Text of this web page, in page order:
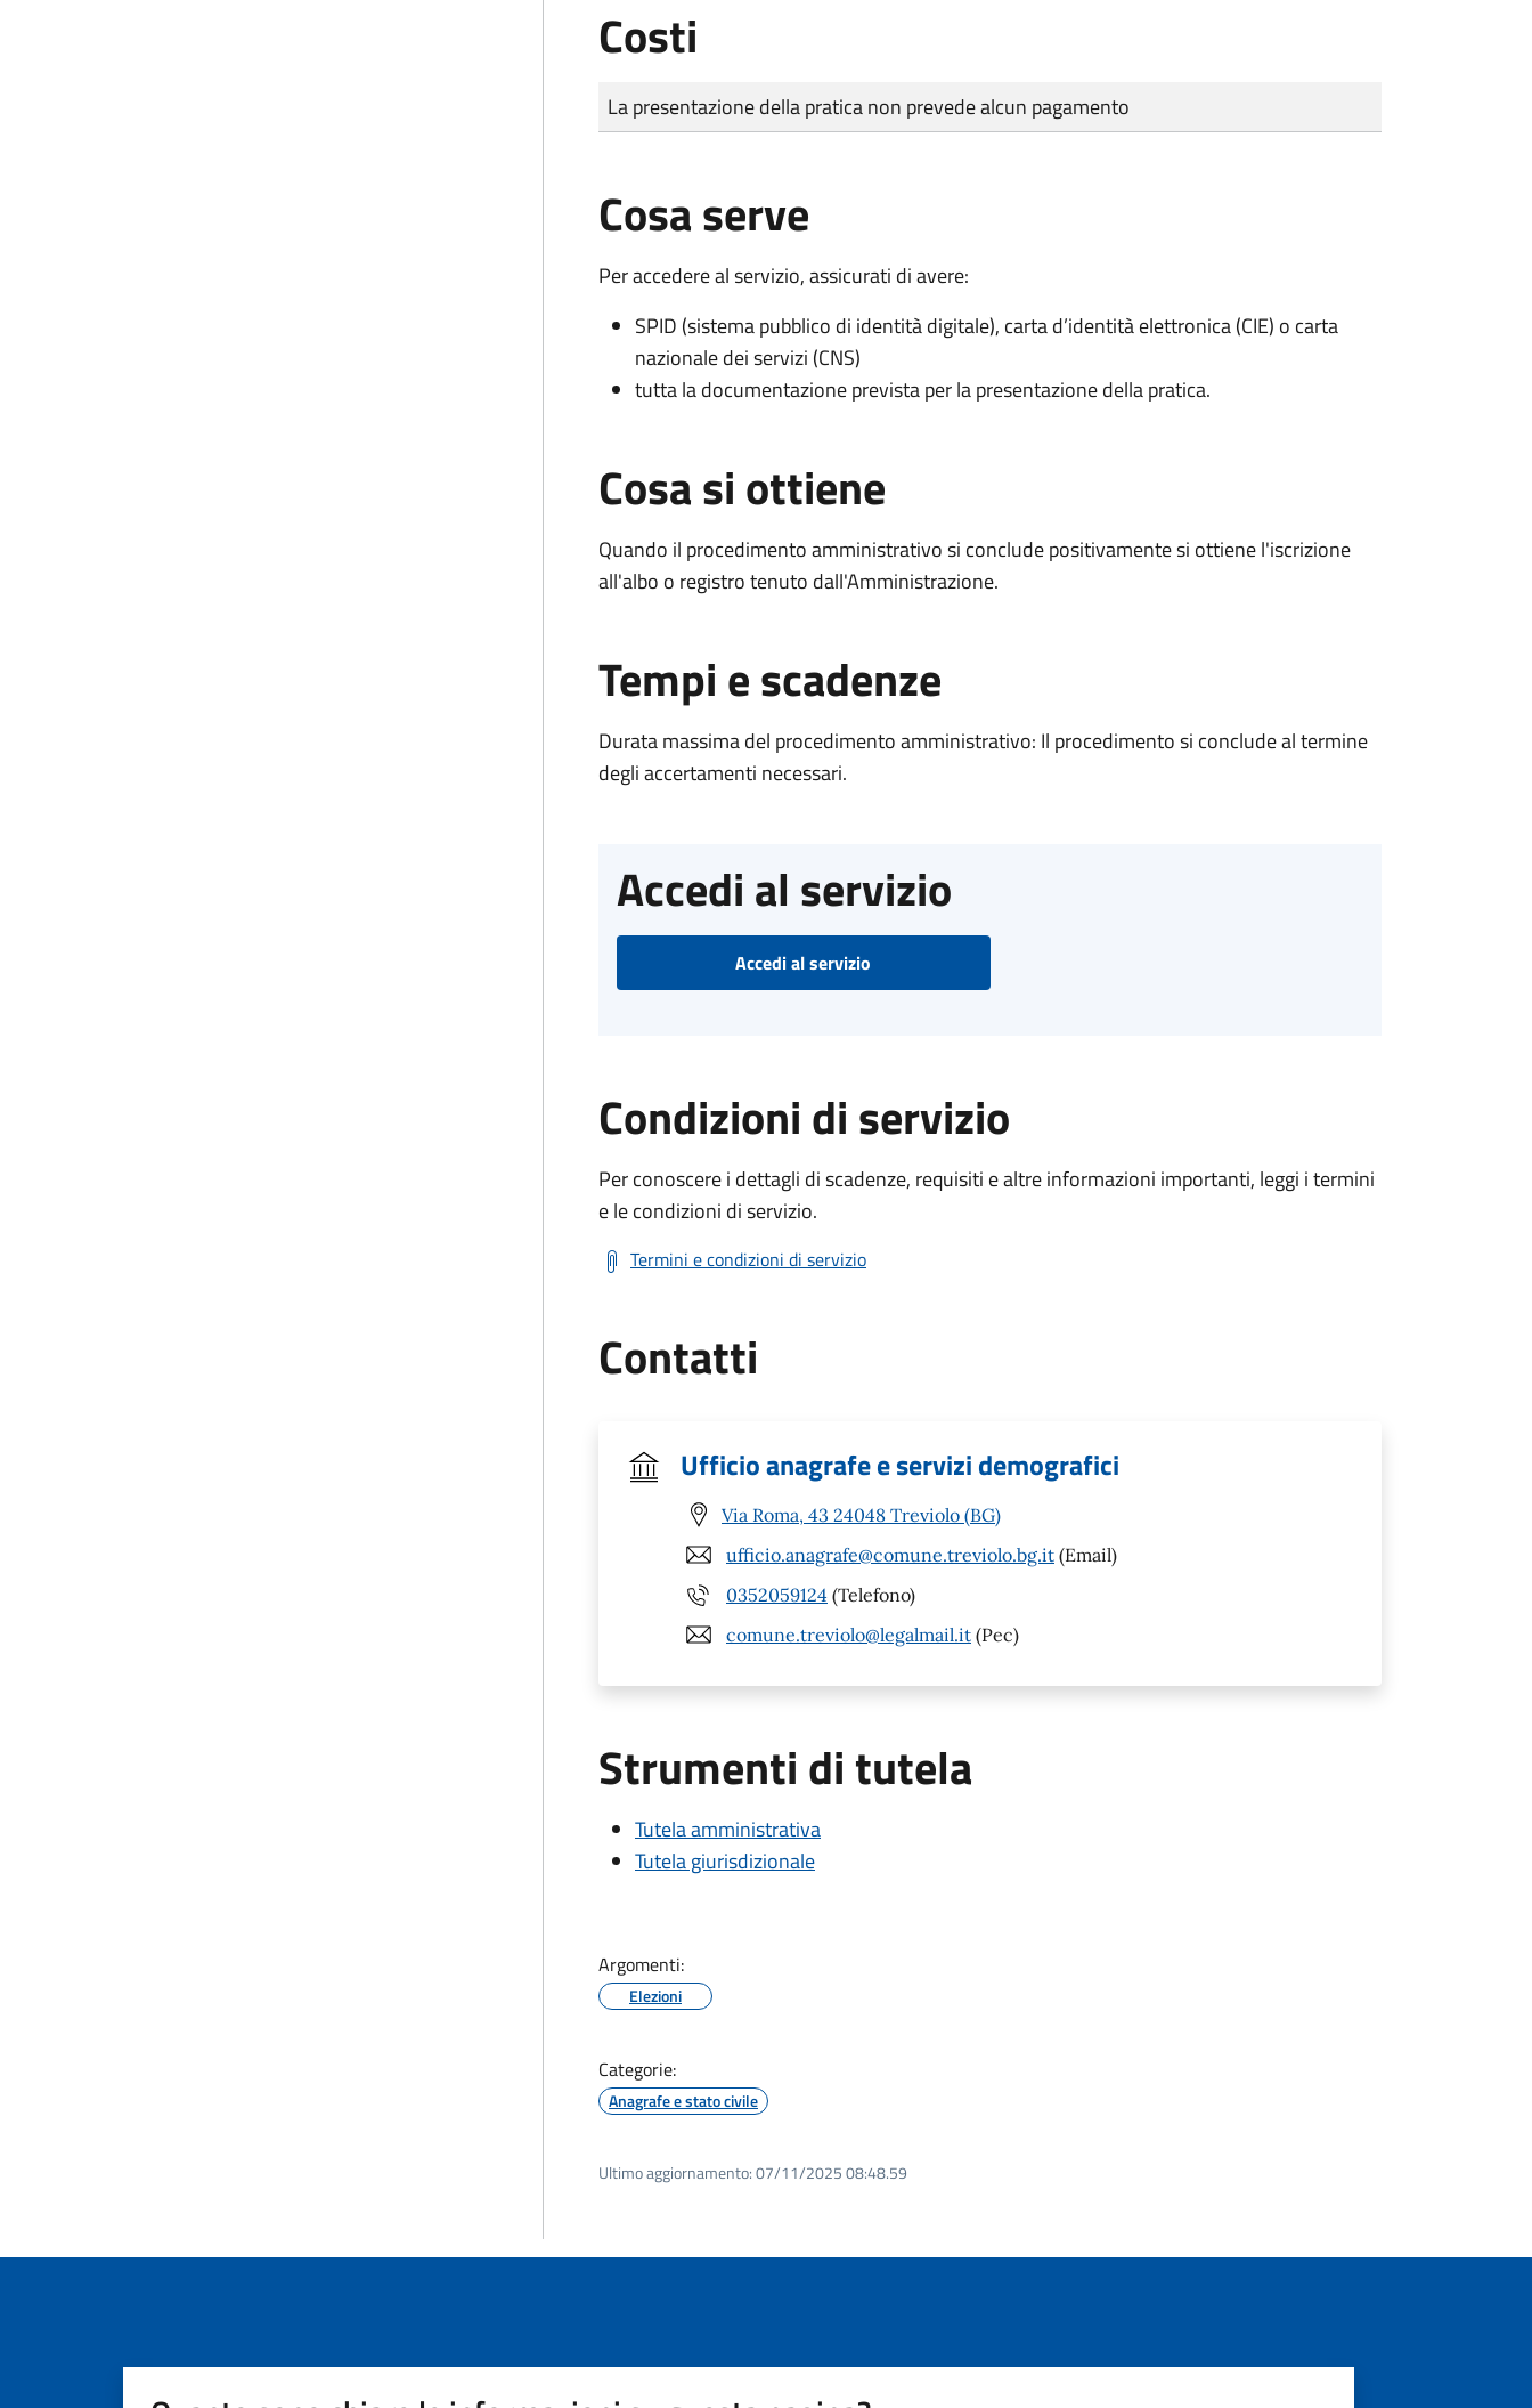
Costi
Tipo di pagamento
Importo
La presentazione della pratica non prevede alcun pagamento
Cosa serve
Per accedere al servizio, assicurati di avere:
SPID (sistema pubblico di identità digitale), carta d’identità elettronica (CIE) o carta
nazionale dei servizi (CNS)
tutta la documentazione prevista per la presentazione della pratica.
Cosa si ottiene
Quando il procedimento amministrativo si conclude positivamente si ottiene l'iscrizione
all'albo o registro tenuto dall'Amministrazione.
Tempi e scadenze
Durata massima del procedimento amministrativo: Il procedimento si conclude al termine
degli accertamenti necessari.
Accedi al servizio
Accedi al servizio
Condizioni di servizio
Per conoscere i dettagli di scadenze, requisiti e altre informazioni importanti, leggi i termini
e le condizioni di servizio.
Termini e condizioni di servizio
Contatti
Ufficio anagrafe e servizi demografici
Via Roma, 43 24048 Treviolo (BG)
ufficio.anagrafe@comune.treviolo.bg.it (Email)
0352059124 (Telefono)
comune.treviolo@legalmail.it (Pec)
Strumenti di tutela
Tutela amministrativa
Tutela giurisdizionale
Argomenti:
Elezioni
Categorie:
Anagrafe e stato civile
Ultimo aggiornamento:07/11/2025 08:48.59